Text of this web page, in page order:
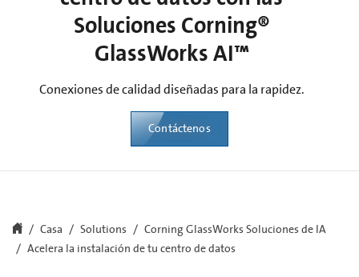
Soluciones Corning®
GlassWorks AI™
Conexiones de calidad diseñadas para la rapidez.
Contáctenos
Casa Solutions
Corning GlassWorks Soluciones de IA
Acelera la instalación de tu centro de datos